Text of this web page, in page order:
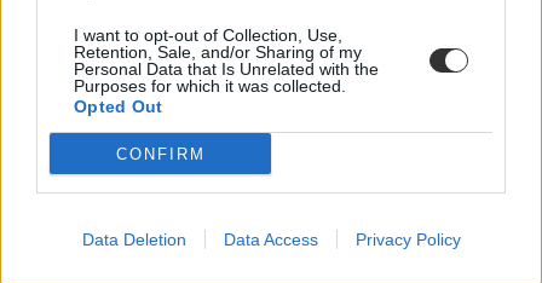
I want to opt-out of Collection, Use,
Retention, Sale, and/or Sharing of my
Personal Data that Is Unrelated with the
Purposes for which it was collected.
Opted Out
CONFIRM
Data Deletion Data Access Privacy Policy
számolt be tapasztalatairól az Eduline-nak egy egyetemista. Példája
azonban korántsem egyedi: több levelezős hallgató számolt be
hasonló nehézségekről.
Campus life
Kovács Dóri
Eltörölnék a 45 perces iskola-előkészítőt, újra az
Megszűnhet a 45 perces iskola-előkészítő foglalkozás, újra az